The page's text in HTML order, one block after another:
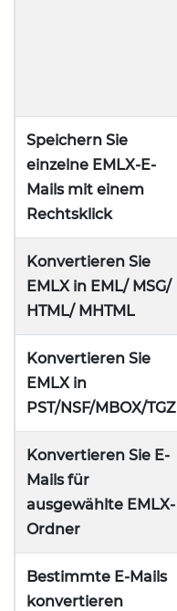
Speichern Sie
einzelne EMLX-E-
Mails mit einem
Rechtsklick
Konvertieren Sie
EMLX in EML/ MSG/
HTML/ MHTML
Konvertieren Sie
EMLX in
PST/NSF/MBOX/TGZ
Konvertieren Sie E-
Mails für
ausgewählte EMLX-
Ordner
Bestimmte E-Mails
konvertieren